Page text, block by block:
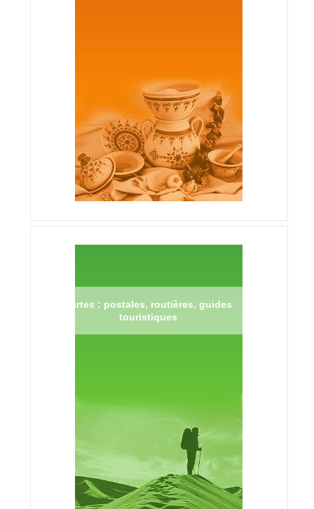
Cartes : postales, routières, guides
touristiques